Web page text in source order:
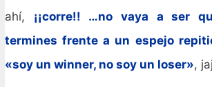
ahí, ¡¡corre!! …no vaya a ser
termines frente a un espejo
«soy un winner, no soy un loser»,